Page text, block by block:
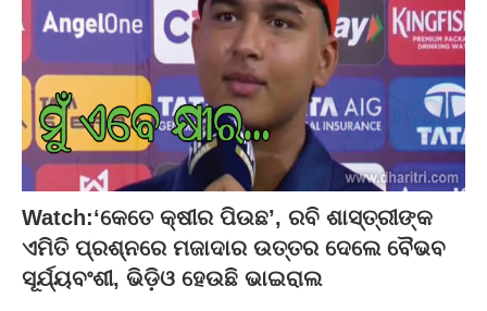
Watch:‘କେତେ କ୍ଷୀର ପିଉଛ’, ରବି ଶାସ୍ତ୍ରୀଙ୍କ
ଏମିତି ପ୍ରଶ୍ନରେ ମଜାଦାର ଉତ୍ତର ଦେଲେ ବୈଭବ
ସୂର୍ଯ୍ୟବଂଶୀ, ଭିଡ଼ିଓ ହେଉଛି ଭାଇରାଲ